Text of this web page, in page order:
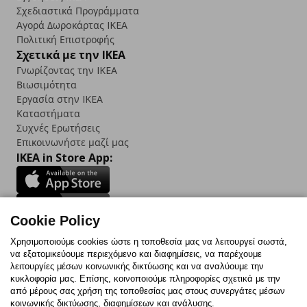
Σχεδιαστικά Προγράμματα
Αγορά Δωρoκάρτας IKEA
Πολιτική Επιστροφής
Σχετικά με την IKEA
Γνωρίζοντας την IKEA
Βιωσιμότητα
Εργασία στην IKEA
Καταστήματα
Συχνές Ερωτήσεις
Επικοινωνήστε μαζί μας
IKEA in Store App:
Follow us:
FacebookInstagram
TikTokYoutubePinterestTwitter
Cookie Policy
Χρησιμοποιούμε cookies ώστε η τοποθεσία μας να λειτουργεί σωστά,
να εξατομικεύουμε περιεχόμενο και διαφημίσεις, να παρέχουμε
λειτουργίες μέσων κοινωνικής δικτύωσης και να αναλύουμε την
κυκλοφορία μας. Επίσης, κοινοποιούμε πληροφορίες σχετικά με την
από μέρους σας χρήση της τοποθεσίας μας στους συνεργάτες μέσων
κοινωνικής δικτύωσης, διαφημίσεων και ανάλυσης.